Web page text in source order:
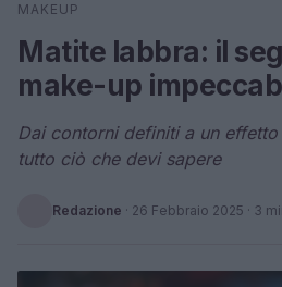
Cerca
MAKEUP
Matite labbra: il
make-up
Dai contorni definiti a un
tutto ciò che devi sapere
Redazione · 26 Febbraio 2025 · 3